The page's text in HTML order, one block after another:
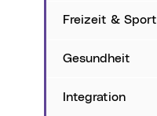
Freizeit & Sport
Gesundheit
Integration